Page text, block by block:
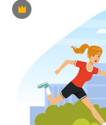
Premium